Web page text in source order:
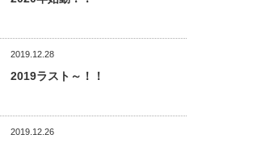
2019.12.28
2019ラスト～！！
2019.12.26